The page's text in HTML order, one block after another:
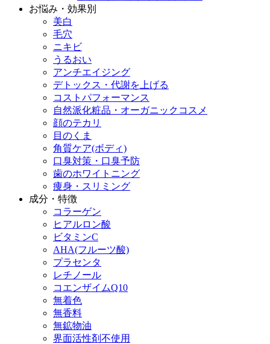
お悩み・効果別
美白
毛穴
ニキビ
うるおい
アンチエイジング
デトックス・代謝を上げる
コストパフォーマンス
自然派化粧品・オーガニックコスメ
顔のテカリ
目のくま
角質ケア(ボディ)
口臭対策・口臭予防
歯のホワイトニング
痩身・スリミング
成分・特徴
コラーゲン
ヒアルロン酸
ビタミンC
AHA(フルーツ酸)
プラセンタ
レチノール
コエンザイムQ10
無着色
無香料
無鉱物油
界面活性剤不使用